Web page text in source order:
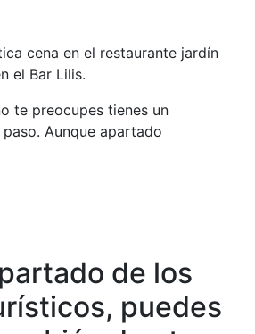
cena en el restaurante jardín
el Bar Lilis.
te preocupes tienes un
Aunque apartado
de los
puedes